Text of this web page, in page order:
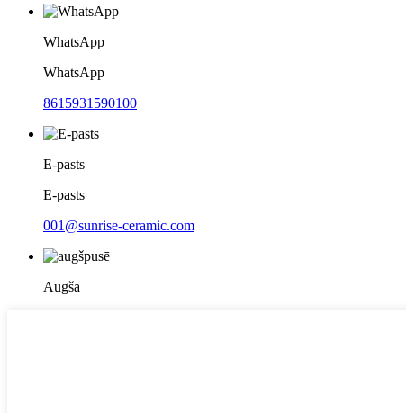
WhatsApp
WhatsApp
8615931590100
E-pasts
E-pasts
001@sunrise-ceramic.com
Augšā